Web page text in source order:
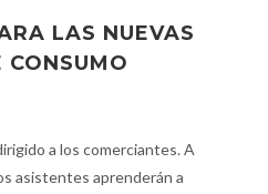
LAS NUEVAS
CONSUMO
a los comerciantes. A
asistentes aprenderán a